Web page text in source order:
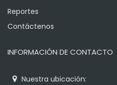
Reportes
Contáctenos
INFORMACIÓN DE CONTACTO
Nuestra ubicación: